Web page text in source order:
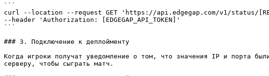
```
curl --location --request GET 'https://api.edgegap.com/v1/status/
--header 'Authorization: [EDGEGAP_API_TOKEN]'
```
### 3. Подключение к деплойменту
Когда игроки получат уведомление о том, что значения IP и порта
серверу, чтобы сыграть матч.